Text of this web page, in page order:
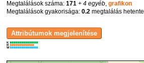
Megtalálások száma:171 + 4 egyéb,grafikon
Megtalálások gyakorisága:0.2 megtalálás hetente
K
R
W